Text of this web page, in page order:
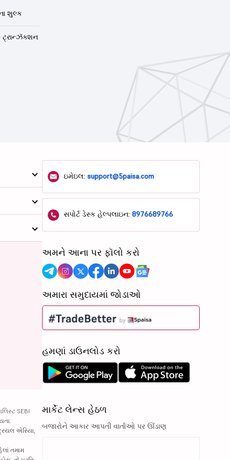
શુલ્ક
SEBI
એરિયા,
તમામ
ઇમેઇલ:support@5paisa.com
સપોર્ટ ડેસ્ક હેલ્પલાઇન:8976689766
અમને આના પર ફૉલો કરો
અમારા સમુદાયમાં જોડાઓ
હમણાં ડાઉનલોડ કરો
માર્કેટ લેન્સ હેઠળ
બજારોને આકાર આપતી વાર્તાઓ પર ઊંડાણ